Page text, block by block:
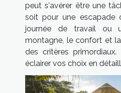
peut s'avérer être une
soit pour une escapade
journée de travail ou
montagne, le confort et
des critères
éclairer vos choix en